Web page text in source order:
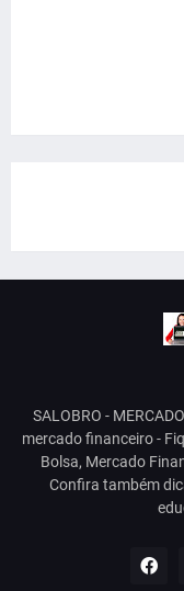
SALOBRO -
mercado financeiro -
Bolsa, Mercado
Confira também